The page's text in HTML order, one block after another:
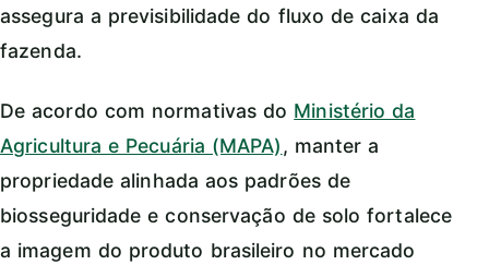
assegura a previsibilidade do fluxo de caixa da
fazenda.
De acordo com normativas do Ministério da
Agricultura e Pecuária (MAPA), manter a
propriedade alinhada aos padrões de
biosseguridade e conservação de solo fortalece
a imagem do produto brasileiro no mercado